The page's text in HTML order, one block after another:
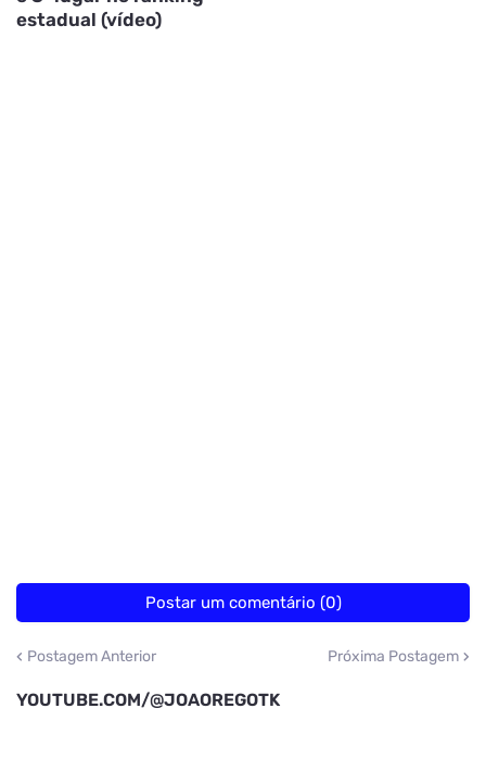
estadual (vídeo)
Postar um comentário (0)
Postagem Anterior Próxima Postagem
YOUTUBE.COM/@JOAOREGOTK